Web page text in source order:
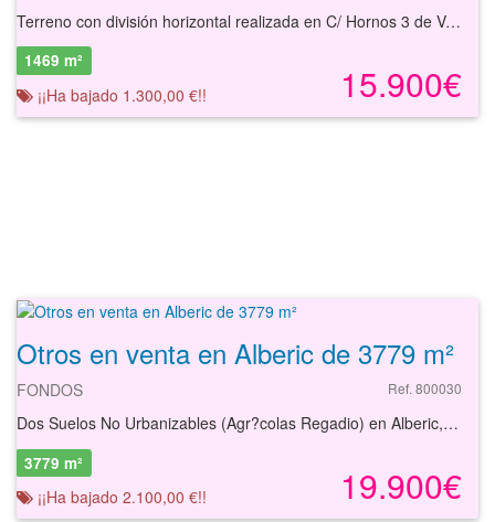
Terreno con división horizontal realizada en C/ Hornos 3 de Valencia.
15.900€
1469 m²
¡¡Ha bajado 1.300,00 €!!
Otros en venta en Alberic de 3779 m²
FONDOS Ref. 800030
Dos Suelos No Urbanizables (Agr?colas Regadio) en Alberic, provincia de Valencia, con una superficie total de 7.092 m?. El % de propiedad que se posee en las fincas registrales es del 100 %. Las dos fincas conforman la Parcela 143 del Pol?gono 32 de Catastro.
19.900€
3779 m²
¡¡Ha bajado 2.100,00 €!!